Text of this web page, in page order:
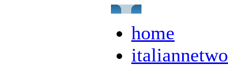
home